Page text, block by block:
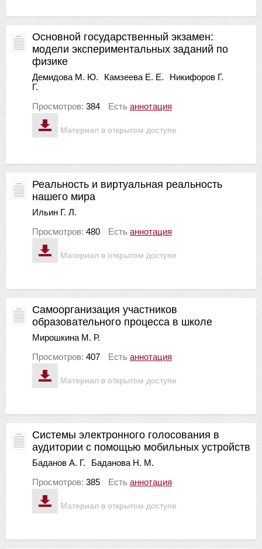
Материал в открытом доступе
Основной государственный экзамен:
модели экспериментальных заданий по
физике
Демидова М. Ю. Камзеева Е. Е.
Никифоров Г.
Г.
Просмотров: 384 Есть аннотация
Материал в открытом доступе
Реальность и виртуальная реальность
нашего мира
Ильин Г. Л.
Просмотров: 480 Есть аннотация
Материал в открытом доступе
Самоорганизация участников
образовательного процесса в школе
Мирошкина М. Р.
Просмотров: 407 Есть аннотация
Материал в открытом доступе
Системы электронного голосования в
аудитории с помощью мобильных устройств
Баданов А. Г.
Баданова Н. М.
Просмотров: 385 Есть аннотация